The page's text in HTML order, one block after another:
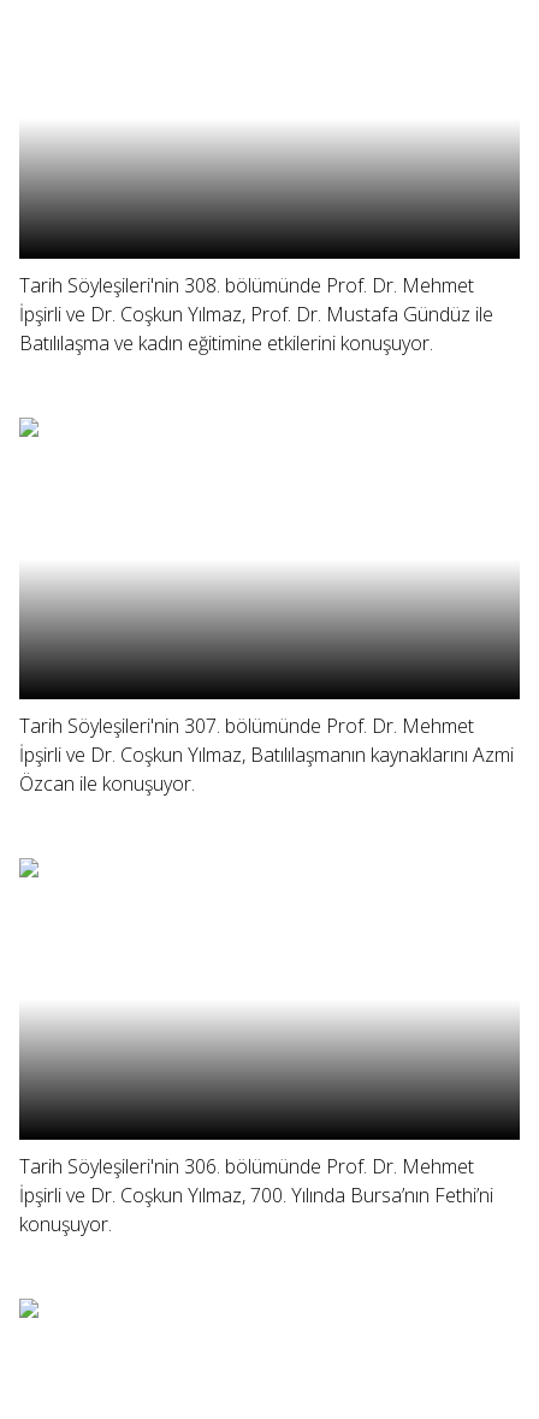
Tarih Söyleşileri'nin 308. bölümünde Prof. Dr. Mehmet
İpşirli ve Dr. Coşkun Yılmaz, Prof. Dr. Mustafa Gündüz ile
Batılılaşma ve kadın eğitimine etkilerini konuşuyor.
Tarih Söyleşileri'nin 307. bölümünde Prof. Dr. Mehmet
İpşirli ve Dr. Coşkun Yılmaz, Batılılaşmanın kaynaklarını Azmi
Özcan ile konuşuyor.
Tarih Söyleşileri'nin 306. bölümünde Prof. Dr. Mehmet
İpşirli ve Dr. Coşkun Yılmaz, 700. Yılında Bursa’nın Fethi’ni
konuşuyor.